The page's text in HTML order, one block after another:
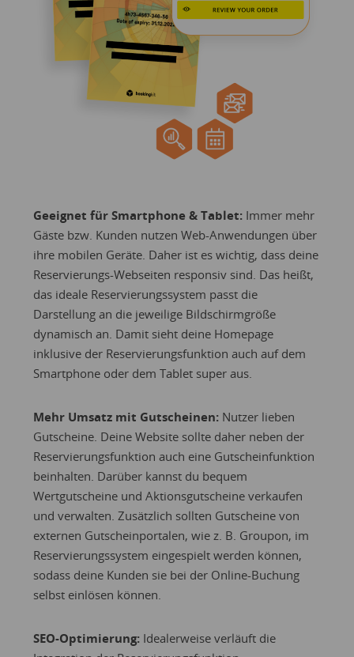
Geeignet für Smartphone & Tablet: Immer mehr
Gäste bzw. Kunden nutzen Web-Anwendungen über
ihre mobilen Geräte. Daher ist es wichtig, dass deine
Reservierungs-Webseiten responsiv sind. Das heißt,
das ideale Reservierungssystem passt die
Darstellung an die jeweilige Bildschirmgröße
dynamisch an. Damit sieht deine Homepage
inklusive der Reservierungsfunktion auch auf dem
Smartphone oder dem Tablet super aus.
Mehr Umsatz mit Gutscheinen: Nutzer lieben
Gutscheine. Deine Website sollte daher neben der
Reservierungsfunktion auch eine Gutscheinfunktion
beinhalten. Darüber kannst du bequem
Wertgutscheine und Aktionsgutscheine verkaufen
und verwalten. Zusätzlich sollten Gutscheine von
externen Gutscheinportalen, wie z. B. Groupon, im
Reservierungssystem eingespielt werden können,
sodass deine Kunden sie bei der Online-Buchung
selbst einlösen können.
SEO-Optimierung: Idealerweise verläuft die